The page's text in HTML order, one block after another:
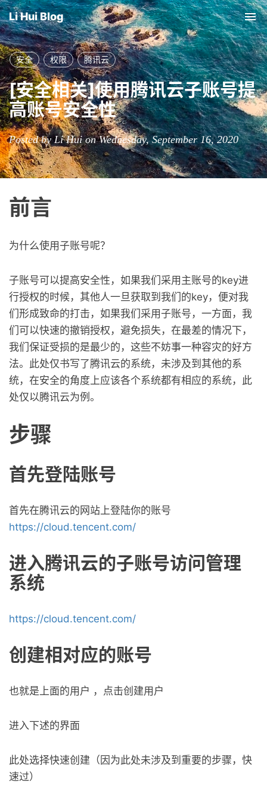
Li Hui Blog
安全 权限 腾讯云
[安全相关]使用腾讯云子账号提
高账号安全性
Posted by Li Hui on Wednesday, September 16, 2020
前言
为什么使用子账号呢？
子账号可以提高安全性，如果我们采用主账号的key进
行授权的时候，其他人一旦获取到我们的key，便对我
们形成致命的打击，如果我们采用子账号，一方面，我
们可以快速的撤销授权，避免损失，在最差的情况下，
我们保证受损的是最少的，这些不妨事一种容灾的好方
法。此处仅书写了腾讯云的系统，未涉及到其他的系
统，在安全的角度上应该各个系统都有相应的系统，此
处仅以腾讯云为例。
步骤
首先登陆账号
首先在腾讯云的网站上登陆你的账号
https://cloud.tencent.com/
进入腾讯云的子账号访问管理
系统
https://cloud.tencent.com/
创建相对应的账号
也就是上面的用户 ，点击创建用户
进入下述的界面
此处选择快速创建（因为此处未涉及到重要的步骤，快
速过）